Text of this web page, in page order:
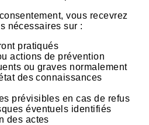
vous recevrez
nécessaires sur :
pratiqués
actions de prévention
ou graves normalement
des connaissances
prévisibles en cas de refus
éventuels identifiés
des actes